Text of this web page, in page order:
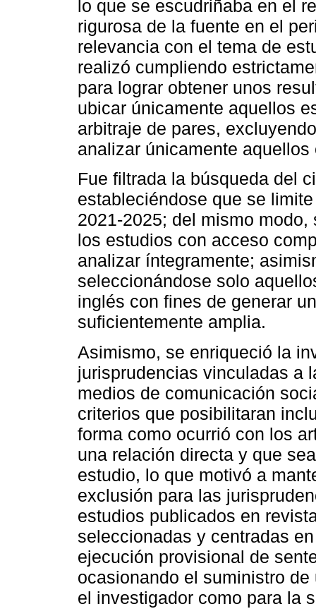
lo que se escudriñaba en el
rigurosa de la fuente en el
relevancia con el tema de
realizó cumpliendo
para lograr obtener unos
ubicar únicamente aquellos
arbitraje de pares,
analizar únicamente
Fue filtrada la búsqueda del
estableciéndose que se
2021-2025; del mismo
los estudios con acceso
analizar íntegramente;
seleccionándose solo
inglés con fines de generar
suficientemente amplia.
Asimismo, se enriqueció la
jurisprudencias vinculadas a
medios de comunicación
criterios que posibilitaran
forma como ocurrió con los
una relación directa y que
estudio, lo que motivó a
exclusión para las
estudios publicados en
seleccionadas y centradas
ejecución provisional de
ocasionando el suministro
el investigador como para la